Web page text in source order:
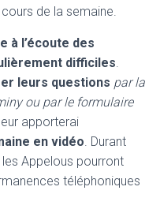
de la semaine.
à l’écoute des
difficiles.
leurs questions par la
ou par le formulaire
apporterai
en vidéo. Durant
Appelous pourront
téléphoniques